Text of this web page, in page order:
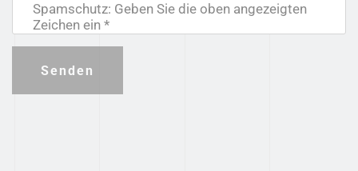
Spamschutz: Geben Sie die oben angezeigten
Zeichen ein *
Senden